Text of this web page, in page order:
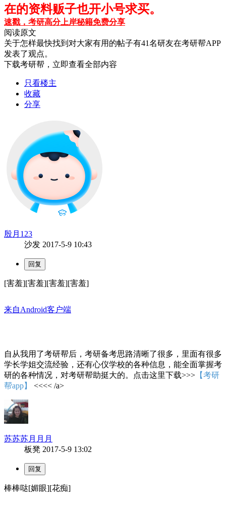
在的资料贩子也开小号求买。
速戳，考研高分上岸秘籍免费分享
阅读原文
关于怎样最快找到对大家有用的帖子有41名研友在考研帮APP
发表了观点。
下载考研帮，立即查看全部内容
只看楼主
收藏
分享
殷月123
沙发 2017-5-9 10:43
[害羞][害羞][害羞][害羞]
来自Android客户端
自从我用了考研帮后，考研备考思路清晰了很多，里面有很多
学长学姐交流经验，还有心仪学校的各种信息，能全面掌握考
研的各种情况，对考研帮助挺大的。点击这里下载>>> 【考研
帮app】
<<<< /a>
苏苏苏月月月
板凳 2017-5-9 13:02
棒棒哒[媚眼][花痴]